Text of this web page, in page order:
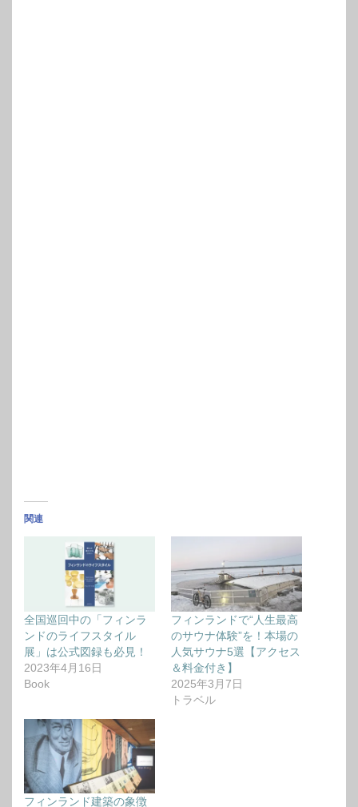
関連
全国巡回中の「フィンラ
ンドのライフスタイル
展」は公式図録も必見！
2023年4月16日
Book
フィンランドで“人生最高
のサウナ体験”を！本場の
人気サウナ5選【アクセス
＆料金付き】
2025年3月7日
トラベル
フィンランド建築の象徴